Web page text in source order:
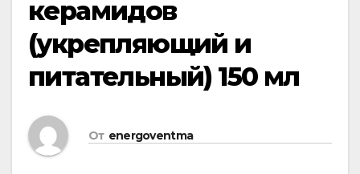
керамидов
(укрепляющий и
питательный) 150 мл
От energoventma